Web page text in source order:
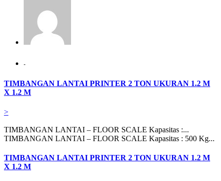
-
TIMBANGAN LANTAI PRINTER 2 TON UKURAN 1.2 M
X 1.2 M
>
TIMBANGAN LANTAI – FLOOR SCALE Kapasitas :...
TIMBANGAN LANTAI – FLOOR SCALE Kapasitas : 500 Kg...
TIMBANGAN LANTAI PRINTER 2 TON UKURAN 1.2 M
X 1.2 M